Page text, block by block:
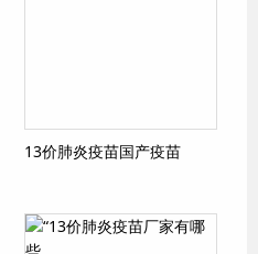
13价肺炎疫苗国产疫苗